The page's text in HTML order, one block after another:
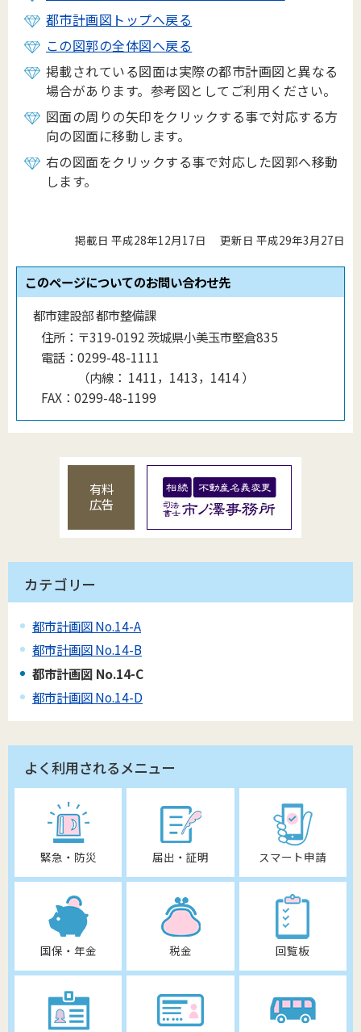
都市計画図トップへ戻る
この図郭の全体図へ戻る
掲載されている図面は実際の都市計画図と異なる
場合があります。参考図としてご利用ください。
図面の周りの矢印をクリックする事で対応する方
向の図面に移動します。
右の図面をクリックする事で対応した図郭へ移動
します。
掲載日 平成28年12月17日 更新日 平成29年3月27日
このページについてのお問い合わせ先
都市建設部 都市整備課
住所： 〒319-0192 茨城県小美玉市堅倉835
電話： 0299-48-1111
（内線 ： 1411，1413，1414）
FAX： 0299-48-1199
有料
広告
カテゴリー
都市計画図 No.14-A
都市計画図 No.14-B
都市計画図 No.14-C
都市計画図 No.14-D
よく利用されるメニュー
緊急・防災 届出・証明 スマート申請
国保・年金 税金 回覧板